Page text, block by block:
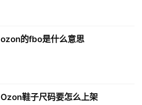
ozon的fbo是什么意思
Ozon鞋子尺码要怎么上架